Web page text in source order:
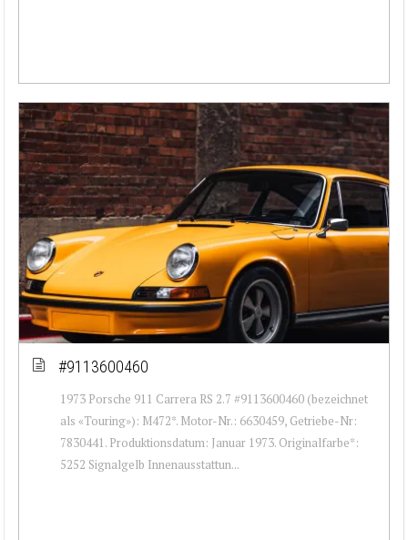
#9113600460
1973 Porsche 911 Carrera RS 2.7 #9113600460 (bezeichnet
als «Touring»): M472*. Motor-Nr.: 6630459, Getriebe-Nr:
7830441. Produktionsdatum: Januar 1973. Originalfarbe*:
5252 Signalgelb Innenausstattun...